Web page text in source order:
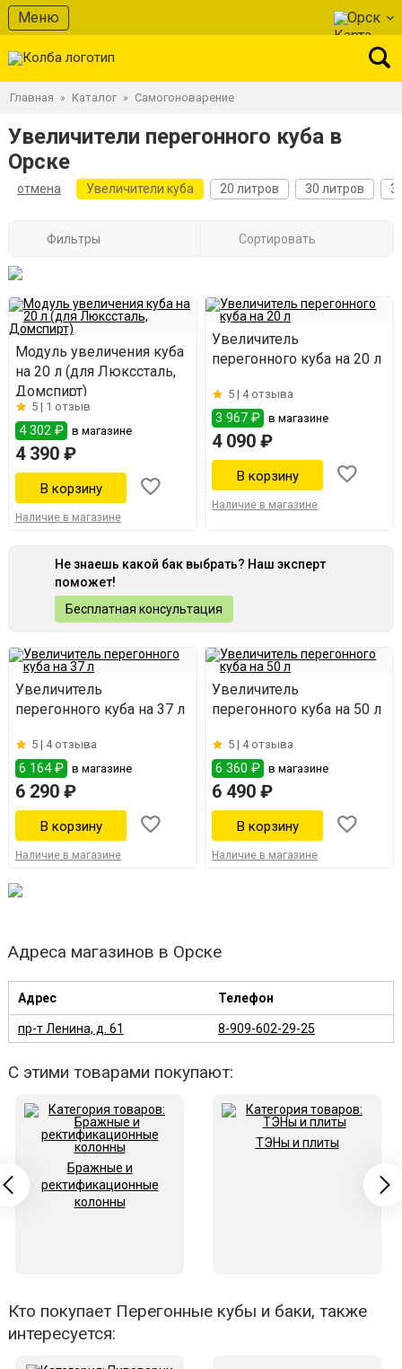
Меню Орск
Главная » Каталог » Самогоноварение
Увеличители перегонного куба в
Орске
отмена Увеличители куба 20 литров 30 литров
Фильтры Сортировать
Модуль увеличения куба
на 20 л (для Люкссталь,
Домспирт)
5 | 1 отзыв
4 302 ₽ в магазине
4 390 ₽
Наличие в магазине
Увеличитель
перегонного куба на 20 л
5 | 4 отзыва
3 967 ₽ в магазине
4 090 ₽
Наличие в магазине
Не знаешь какой бак выбрать? Наш эксперт
поможет!
Бесплатная консультация
Увеличитель
перегонного куба на 37 л
5 | 4 отзыва
6 164 ₽ в магазине
6 290 ₽
Наличие в магазине
Увеличитель
перегонного куба на 50 л
5 | 4 отзыва
6 360 ₽ в магазине
6 490 ₽
Наличие в магазине
Адреса магазинов в Орске
Адрес Телефон
пр-т Ленина, д. 61 8-909-602-29-25
С этими товарами покупают:
Бражные и
ректификационные
колонны
ТЭНы и плиты
Кто покупает Перегонные кубы и баки, также
интересуется: